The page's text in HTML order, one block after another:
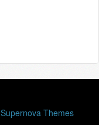
Supernova Themes